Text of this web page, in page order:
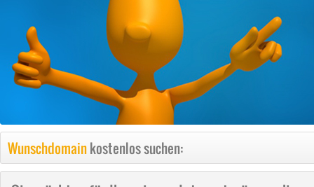
Wunschdomainkostenlos suchen: